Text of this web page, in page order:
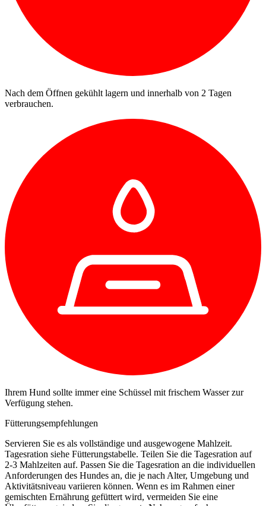
Nach dem Öffnen gekühlt lagern und innerhalb von 2 Tagen
verbrauchen.
Ihrem Hund sollte immer eine Schüssel mit frischem Wasser zur
Verfügung stehen.
Fütterungsempfehlungen
Servieren Sie es als vollständige und ausgewogene Mahlzeit.
Tagesration siehe Fütterungstabelle. Teilen Sie die Tagesration auf
2-3 Mahlzeiten auf. Passen Sie die Tagesration an die individuellen
Anforderungen des Hundes an, die je nach Alter, Umgebung und
Aktivitätsniveau variieren können. Wenn es im Rahmen einer
gemischten Ernährung gefüttert wird, vermeiden Sie eine